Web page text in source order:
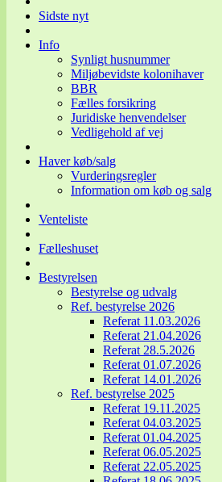
Sidste nyt
Info
Synligt husnummer
Miljøbevidste kolonihaver
BBR
Fælles forsikring
Juridiske henvendelser
Vedligehold af vej
Haver køb/salg
Vurderingsregler
Information om køb og salg
Venteliste
Fælleshuset
Bestyrelsen
Bestyrelse og udvalg
Ref. bestyrelse 2026
Referat 11.03.2026
Referat 21.04.2026
Referat 28.5.2026
Referat 01.07.2026
Referat 14.01.2026
Ref. bestyrelse 2025
Referat 19.11.2025
Referat 04.03.2025
Referat 01.04.2025
Referat 06.05.2025
Referat 22.05.2025